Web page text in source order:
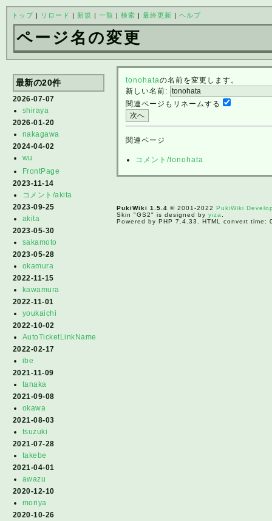
トップ| リロード | 新規 | 一覧 | 検索 | 最終更新 | ヘルプ
ページ名の変更
最新の20件
2026-07-07
shiraya
2026-01-20
nakagawa
2024-04-02
wu
FrontPage
2023-11-14
コメント/akita
2023-09-25
akita
2023-05-30
sakamoto
2023-05-28
okamura
2022-11-15
kawamura
2022-11-01
youkaichi
2022-10-02
AutoTicketLinkName
2022-02-17
ibe
2021-11-09
tanaka
2021-09-08
okawa
2021-08-03
tsuzuki
2021-07-28
takebe
2021-04-01
awazu
2020-12-10
moriya
2020-10-26
tonohataの名前を変更します。
新しい名前:
関連ページもリネームする
関連ページ
コメント/tonohata
PukiWiki 1.5.4 © 2001-2022PukiWiki
Skin "GS2" is designed byyiza
Powered by PHP 7.4.33. HTML convert time: